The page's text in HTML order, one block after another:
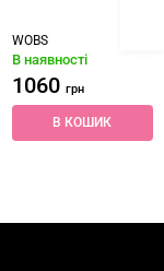
WOBS
В наявності
1060 грн
В КОШИК